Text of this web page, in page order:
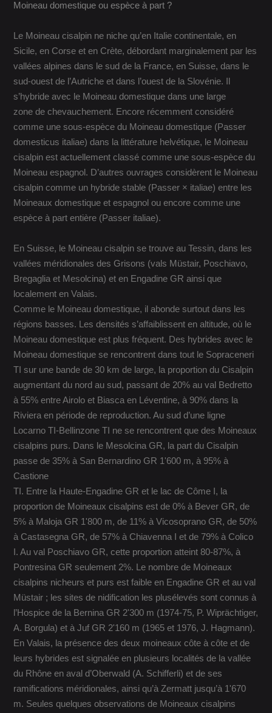
Moineau domestique ou espèce à part ?
Le Moineau cisalpin ne niche qu’en Italie continentale, en
Sicile, en Corse et en Crète, débordant marginalement par les
vallées alpines dans le sud de la France, en Suisse, dans le
sud-ouest de l’Autriche et dans l’ouest de la Slovénie. Il
s’hybride avec le Moineau domestique dans une large
zone de chevauchement. Encore récemment considéré
comme une sous-espèce du Moineau domestique (Passer
domesticus italiae) dans la littérature helvétique, le Moineau
cisalpin est actuellement classé comme une sous-espèce du
Moineau espagnol. D’autres ouvrages considèrent le Moineau
cisalpin comme un hybride stable (Passer × italiae) entre les
Moineaux domestique et espagnol ou encore comme une
espèce à part entière (Passer italiae).
En Suisse, le Moineau cisalpin se trouve au Tessin, dans les
vallées méridionales des Grisons (vals Müstair, Poschiavo,
Bregaglia et Mesolcina) et en Engadine GR ainsi que
localement en Valais.
Comme le Moineau domestique, il abonde surtout dans les
régions basses. Les densités s’affaiblissent en altitude, où le
Moineau domestique est plus fréquent. Des hybrides avec le
Moineau domestique se rencontrent dans tout le Sopraceneri
TI sur une bande de 30 km de large, la proportion du Cisalpin
augmentant du nord au sud, passant de 20% au val Bedretto
à 55% entre Airolo et Biasca en Léventine, à 90% dans la
Riviera en période de reproduction. Au sud d’une ligne
Locarno TI-Bellinzone TI ne se rencontrent que des Moineaux
cisalpins purs. Dans le Mesolcina GR, la part du Cisalpin
passe de 35% à San Bernardino GR 1'600 m, à 95% à
Castione
TI. Entre la Haute-Engadine GR et le lac de Côme I, la
proportion de Moineaux cisalpins est de 0% à Bever GR, de
5% à Maloja GR 1'800 m, de 11% à Vicosoprano GR, de 50%
à Castasegna GR, de 57% à Chiavenna I et de 79% à Colico
I. Au val Poschiavo GR, cette proportion atteint 80-87%, à
Pontresina GR seulement 2%. Le nombre de Moineaux
cisalpins nicheurs et purs est faible en Engadine GR et au val
Müstair ; les sites de nidification les plusélevés sont connus à
l’Hospice de la Bernina GR 2'300 m (1974-75, P. Wiprächtiger,
A. Borgula) et à Juf GR 2'160 m (1965 et 1976, J. Hagmann).
En Valais, la présence des deux moineaux côte à côte et de
leurs hybrides est signalée en plusieurs localités de la vallée
du Rhône en aval d’Oberwald (A. Schifferli) et de ses
ramifications méridionales, ainsi qu’à Zermatt jusqu’à 1'670
m. Seules quelques observations de Moineaux cisalpins